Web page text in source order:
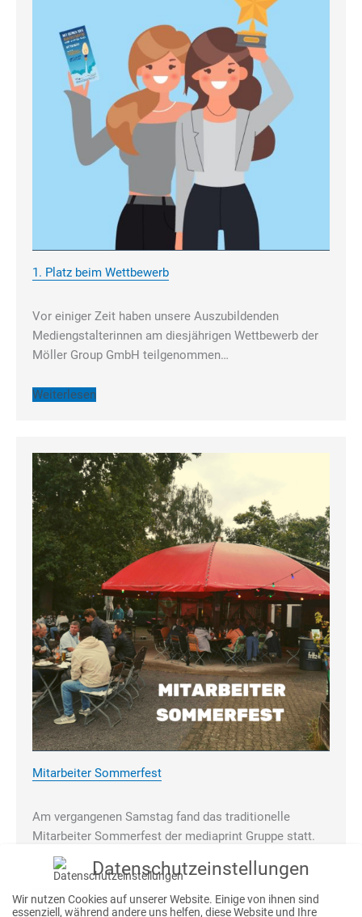
1. Platz beim Wettbewerb
Vor einiger Zeit haben unsere Auszubildenden
Mediengstalterinnen am diesjährigen Wettbewerb der
Möller Group GmbH teilgenommen…
Weiterlesen
Mitarbeiter Sommerfest
Am vergangenen Samstag fand das traditionelle
Mitarbeiter Sommerfest der mediaprint Gruppe statt.
Und auch wenn…
Weiterlesen
Datenschutzeinstellungen
Wir nutzen Cookies auf unserer Website. Einige von ihnen sind
essenziell, während andere uns helfen, diese Website und Ihre